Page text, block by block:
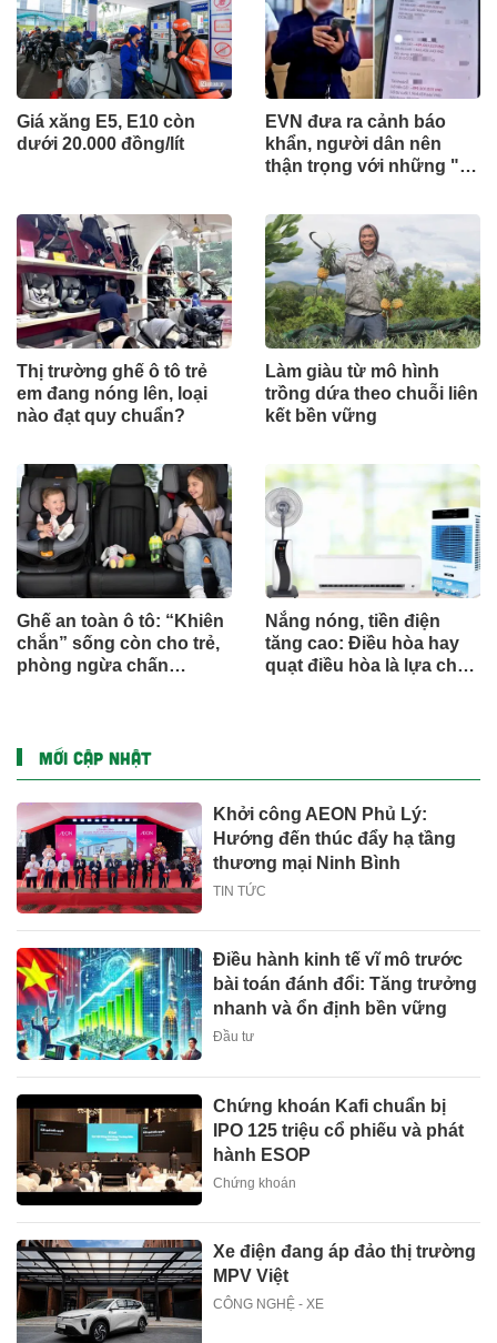
Giá xăng E5, E10 còn
dưới 20.000 đồng/lít
EVN đưa ra cảnh báo
khẩn, người dân nên
thận trọng với những "tin
Thị trường ghế ô tô trẻ
em đang nóng lên, loại
nào đạt quy chuẩn?
Làm giàu từ mô hình
trồng dứa theo chuỗi liên
kết bền vững
Ghế an toàn ô tô: “Khiên
chắn” sống còn cho trẻ,
phòng ngừa chấn
Nắng nóng, tiền điện
tăng cao: Điều hòa hay
quạt điều hòa là lựa chọn
MỚI CẬP NHẬT
Khởi công AEON Phủ Lý:
Hướng đến thúc đẩy hạ tầng
thương mại Ninh Bình
TIN TỨC
Điều hành kinh tế vĩ mô trước
bài toán đánh đổi: Tăng trưởng
nhanh và ổn định bền vững
Đầu tư
Chứng khoán Kafi chuẩn bị
IPO 125 triệu cổ phiếu và phát
hành ESOP
Chứng khoán
Xe điện đang áp đảo thị trường
MPV Việt
CÔNG NGHỆ - XE